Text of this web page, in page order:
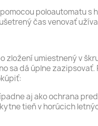
poloautomatu
čas venovať
umiestnený v
sa dá úplne
aj ako ochrana
tieň v horúcich